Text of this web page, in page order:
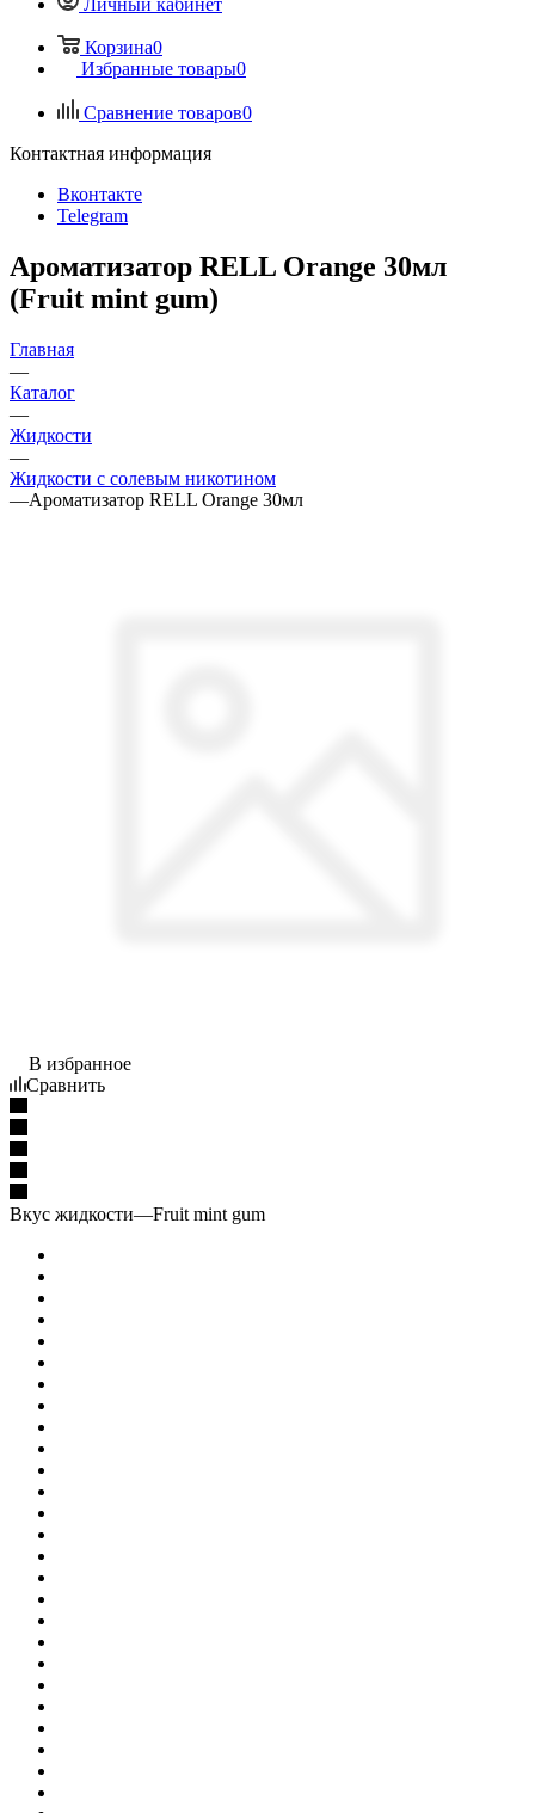
Личный кабинет
Корзина0
Избранные товары0
Сравнение товаров0
Контактная информация
Вконтакте
Telegram
Ароматизатор RELL Orange 30мл
(Fruit mint gum)
Главная
—
Каталог
—
Жидкости
—
Жидкости с солевым никотином
—Ароматизатор RELL Orange 30мл
В избранное
Сравнить
Вкус жидкости—Fruit mint gum